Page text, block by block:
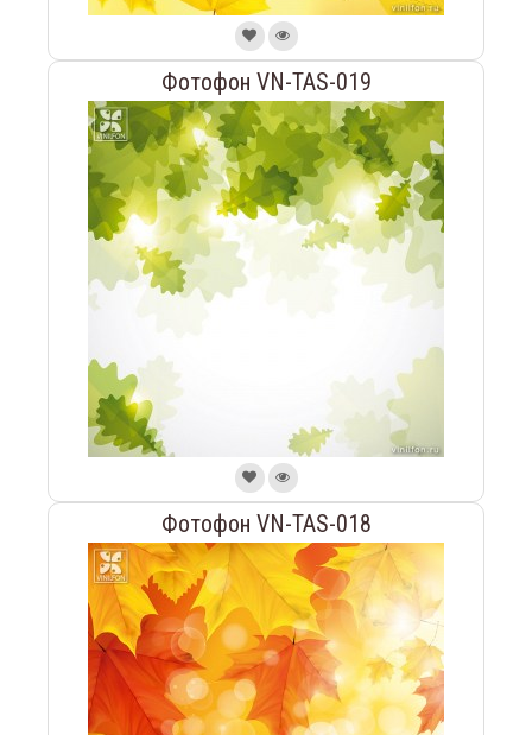
Фотофон VN-TAS-019
Фотофон VN-TAS-018